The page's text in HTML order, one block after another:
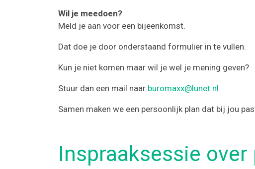
Wil je meedoen?
Meld je aan voor een bijeenkomst.
Dat doe je door onderstaand formulier in te vullen.
Kun je niet komen maar wil je wel je mening geven?
Stuur dan een mail naar buromaxx@lunet.nl
Samen maken we een persoonlijk plan dat bij jou
Inspraaksessie